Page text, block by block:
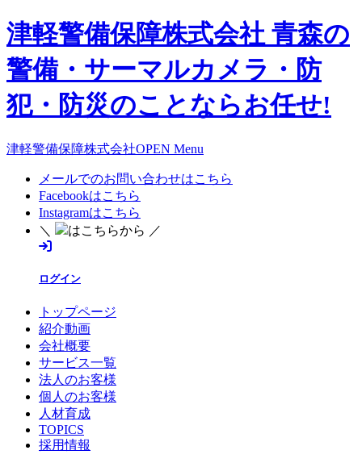
津軽警備保障株式会社 青森の
警備・サーマルカメラ・防
犯・防災のことならお任せ!
津軽警備保障株式会社OPEN Menu
メールでのお問い合わせはこちら
Facebookはこちら
Instagramはこちら
＼
はこちらから ／
ログイン
トップページ
紹介動画
会社概要
サービス一覧
法人のお客様
個人のお客様
人材育成
TOPICS
採用情報